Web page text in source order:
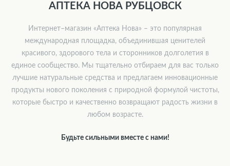
АПТЕКА НОВА РУБЦОВСК
Интернет–магазин «Аптека Нова» – это популярная
международная площадка, объединившая ценителей
красивого, здорового тела и сторонников долголетия в
единое сообщество. Мы тщательно отбираем для вас только
лучшие натуральные средства и предлагаем инновационные
продукты нового поколения с природной формулой чистоты,
которые быстро и качественно возвращают радость жизни в
любом возрасте.
Будьте сильными вместе с нами!